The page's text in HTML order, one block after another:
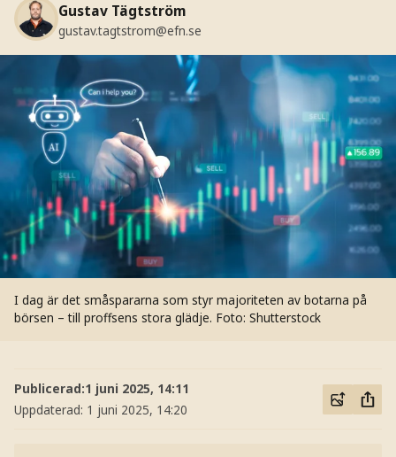
Gustav Tägtström
gustav.tagtstrom@efn.se
I dag är det småspararna som styr majoriteten av botarna på
börsen – till proffsens stora glädje. Foto: Shutterstock
Publicerad:1 juni 2025, 14:11
Uppdaterad: 1 juni 2025, 14:20